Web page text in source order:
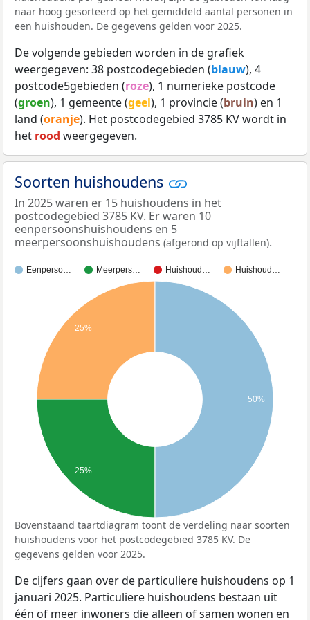
naar hoog gesorteerd op het gemiddeld aantal personen in
een huishouden. De gegevens gelden voor 2025.
De volgende gebieden worden in de grafiek
weergegeven: 38 postcodegebieden (blauw), 4
postcode5gebieden (roze), 1 numerieke postcode
(groen), 1 gemeente (geel), 1 provincie (bruin) en 1
land (oranje). Het postcodegebied 3785 KV wordt in
het rood weergegeven.
Soorten huishoudens
In 2025 waren er 15 huishoudens in het
postcodegebied 3785 KV. Er waren 10
eenpersoonshuishoudens en 5
meerpersoonshuishoudens (afgerond op vijftallen).
Eenperso… Meerpers… Huishoud… Huishoud…
25%
25%
50%
Bovenstaand taartdiagram toont de verdeling naar soorten
huishoudens voor het postcodegebied 3785 KV. De
gegevens gelden voor 2025.
De cijfers gaan over de particuliere huishoudens op 1
januari 2025. Particuliere huishoudens bestaan uit
één of meer inwoners die alleen of samen wonen en